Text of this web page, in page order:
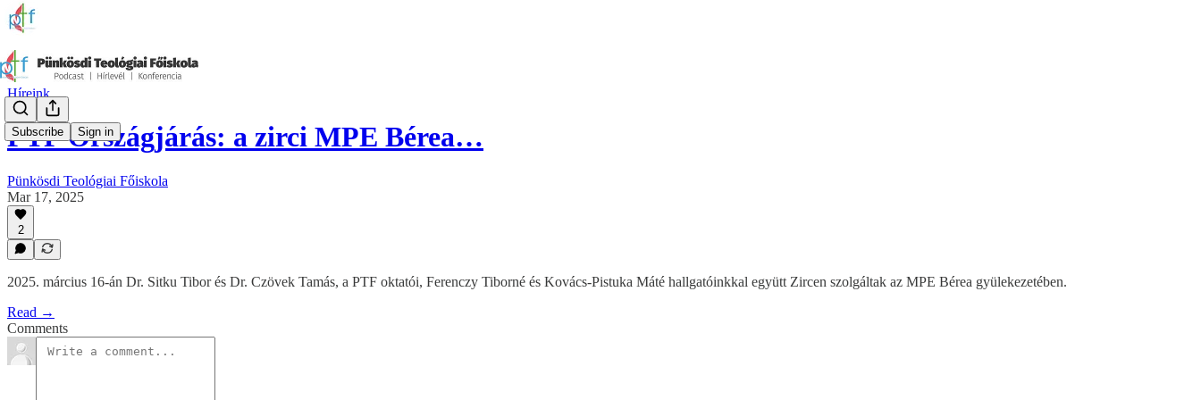
Subscribe Sign in
Híreink
PTF Országjárás: a zirci MPE Bérea…
Pünkösdi Teológiai Főiskola
Mar 17, 2025
2
2025. március 16-án Dr. Sitku Tibor és Dr. Czövek Tamás, a PTF oktatói, Ferenczy Tiborné és Kovács-Pistuka Máté hallgatóinkkal együtt Zircen szolgáltak az MPE Bérea gyülekezetében.
Read →
Comments